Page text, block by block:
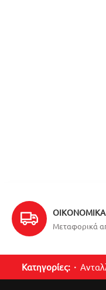
Μεταφορικά
Κατηγορίες: